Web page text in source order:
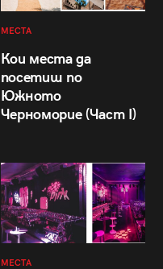
МЕСТА
Кои места да
посетиш по
Южното
Черноморие (Част I)
МЕСТА